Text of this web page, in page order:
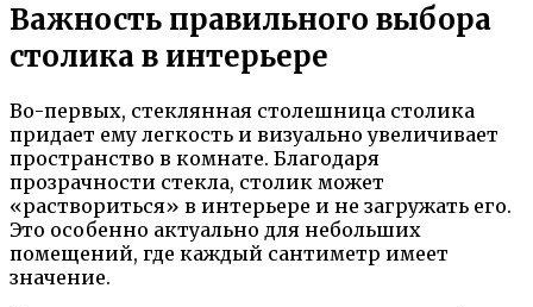
Важность правильного выбора
столика в интерьере
Во-первых, стеклянная столешница столика
придает ему легкость и визуально увеличивает
пространство в комнате. Благодаря
прозрачности стекла, столик может
«раствориться» в интерьере и не загружать его.
Это особенно актуально для небольших
помещений, где каждый сантиметр имеет
значение.